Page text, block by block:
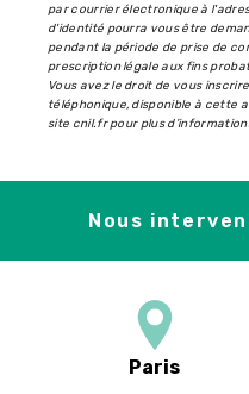
par courrier électronique à
d'identité pourra vous être
pendant la période de prise de
prescription légale aux fins
Vous avez le droit de vous
téléphonique, disponible à cette
site cnil.fr pour plus
Nous
Paris